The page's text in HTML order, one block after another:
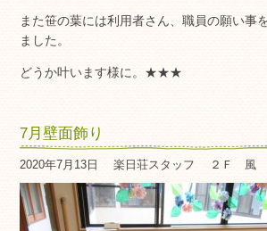
また笹の葉には利用者さん、職員の願い事
ました。
どうか叶います様に。★★★
7月壁面飾り
2020年7月13日 楽日荘スタッフ ２Ｆ 風